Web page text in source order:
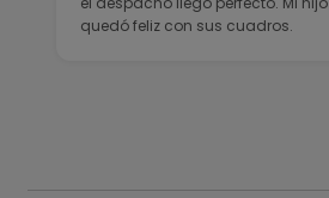
quedó feliz con sus cuadros.